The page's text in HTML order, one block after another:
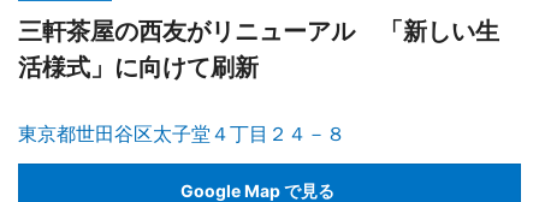
三軒茶屋の西友がリニューアル 「新しい生
活様式」に向けて刷新
東京都世田谷区太子堂４丁目２４－８
Google Map で見る